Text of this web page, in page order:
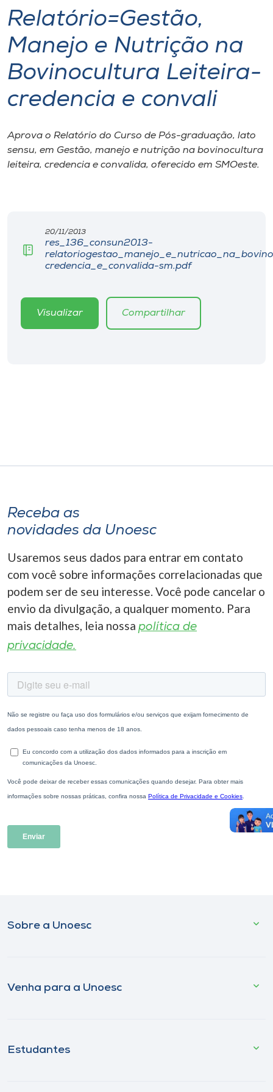
I.nova
Diplomados
Cultura
CPA
Biblioteca
Rádio
Unoesc
Store
A-
Relatório=Gestão,
Manejo e Nutrição na
Bovinocultura Leiteira-
credencia e convali
Aprova o Relatório do Curso de Pós-graduação, lato
sensu, em Gestão, manejo e nutrição na bovinocultura
leiteira, credencia e convalida, oferecido em SMOeste.
20/11/2013
res_136_consun2013-
credencia_e_convalida-sm.pdf
Visualizar Compartilhar
Receba as
novidades da Unoesc
Usaremos seus dados para entrar em contato
com você sobre informações correlacionadas que
podem ser de seu interesse. Você pode cancelar o
envio da divulgação, a qualquer momento. Para
mais detalhes, leia nossa política de
privacidade.
Sobre a Unoesc
Venha para a Unoesc
Estudantes